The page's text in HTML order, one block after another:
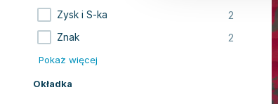
Zysk i S-ka 2
Znak 2
Pokaż więcej
Okładka